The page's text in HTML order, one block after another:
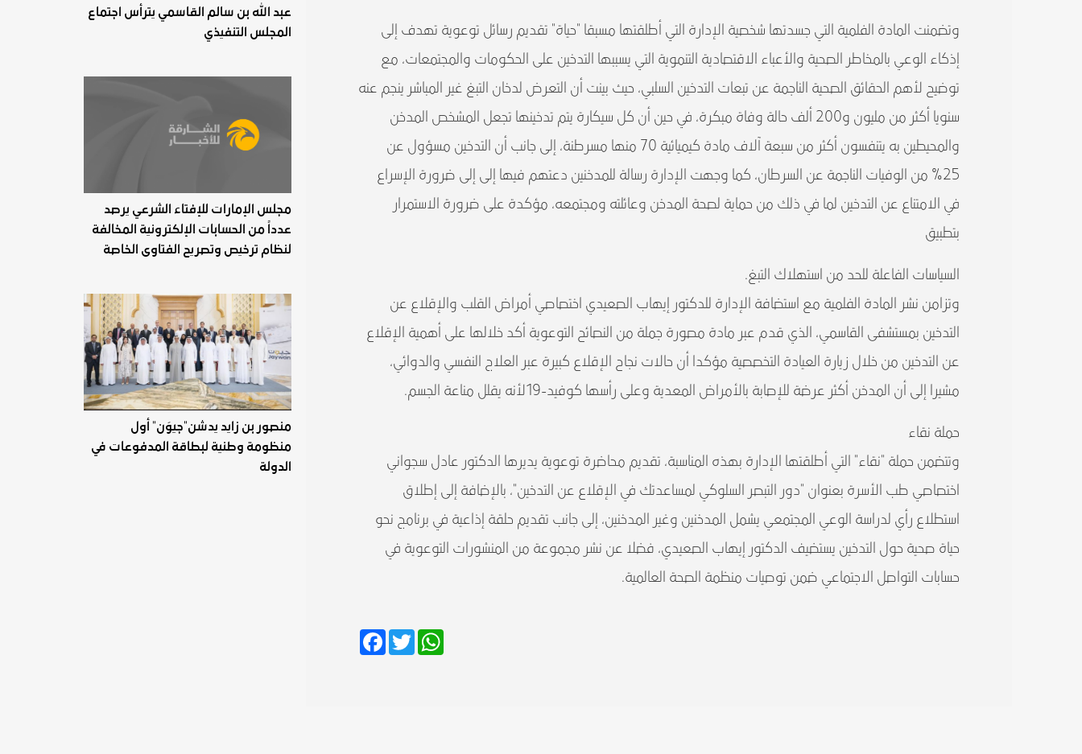
عبد الله بن سالم القاسمي يترأس اجتماع
المجلس التنفيذي
مجلس الإمارات للإفتاء الشرعي يرصد
عدداً من الحسابات الإلكترونية المخالفة
لنظام ترخيص وتصريح الفتاوى الخاصة
منصور بن زايد يدشن"جيوَن" أول
منظومة وطنية لبطاقة المدفوعات في
الدولة
وتضمنت المادة الفلمية التي جسدتها شخصية الإدارة التي أطلقتها مسبقا "حياة" تقديم رسائل توعوية تهدف إلى
إذكاء الوعي بالمخاطر الصحية والأعباء الاقتصادية التنموية التي يسببها التدخين على الحكومات والمجتمعات، مع
توضيح لأهم الحقائق الصحية الناجمة عن تبعات التدخين السلبي، حيث بينت أن التعرض لدخان التبغ غير المباشر ينجم عنه
سنويا أكثر من مليون و200 ألف حالة وفاة مبكرة، في حين أن كل سيكارة يتم تدخينها تجعل المشخص المدخن
والمحيطين به يتنفسون أكثر من سبعة آلاف مادة كيميائية 70 منها مسرطنة، إلى جانب أن التدخين مسؤول عن
25% من الوفيات الناجمة عن السرطان، كما وجهت الإدارة رسالة للمدخنين دعتهم فيها إلى إلى ضرورة الإسراع
في الامتناع عن التدخين لما في ذلك من حماية لصحة المدخن وعائلته ومجتمعه، مؤكدة على ضرورة الاستمرار
بتطبيق
السياسات الفاعلة للحد من استهلاك التبغ.
وتزامن نشر المادة الفلمية مع استضافة الإدارة للدكتور إيهاب الصعيدي اختصاصي أمراض القلب والإقلاع عن
التدخين بمستشفى القاسمي، الذي قدم عبر مادة مصورة جملة من النصائح التوعوية أكد خلالها على أهمية الإقلاع
عن التدخين من خلال زيارة العيادة التخصصية مؤكدا أن حالات نجاح الإقلاع كبيرة عبر العلاج النفسي والدوائي،
مشيرا إلى أن المدخن أكثر عرضة للإصابة بالأمراض المعدية وعلى رأسها كوفيد-19لأنه يقلل مناعة الجسم.
حملة نقاء
وتتضمن حملة "نقاء" التي أطلقتها الإدارة بهذه المناسبة، تقديم محاضرة توعوية يديرها الدكتور عادل سجواني
اختصاصي طب الأسرة بعنوان "دور التبصر السلوكي لمساعدتك في الإقلاع عن التدخين"، بالإضافة إلى إطلاق
استطلاع رأي لدراسة الوعي المجتمعي يشمل المدخنين وغير المدخنين، إلى جانب تقديم حلقة إذاعية في برنامج نحو
حياة صحية حول التدخين يستضيف الدكتور إيهاب الصعيدي، فضلا عن نشر مجموعة من المنشورات التوعوية في
حسابات التواصل الاجتماعي ضمن توصيات منظمة الصحة العالمية.
Facebook
TwitterWhatsApp